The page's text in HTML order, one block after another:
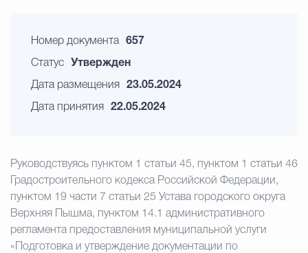
Номер документа 657
Статус Утвержден
Дата размещения 23.05.2024
Дата принятия 22.05.2024
Руководствуясь пунктом 1 статьи 45, пунктом 1 статьи 46
Градостроительного кодекса Российской Федерации,
пунктом 19 части 7 статьи 25 Устава городского округа
Верхняя Пышма, пунктом 14.1 административного
регламента предоставления муниципальной услуги
«Подготовка и утверждение документации по